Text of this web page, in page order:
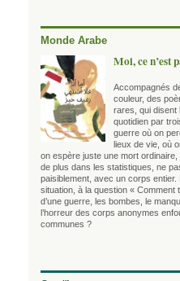
Monde Arabe
Moi, ce n’est
Accompagnés
couleur, des
rares, qui disent
quotidien par
guerre où on
lieux de vie, où
on espère juste une mort
de plus dans les statistiques, ne
paisiblement, avec un corps
situation, à la question « Comment
d’une guerre, les bombes, le
l’horreur des corps anonymes
communes ?